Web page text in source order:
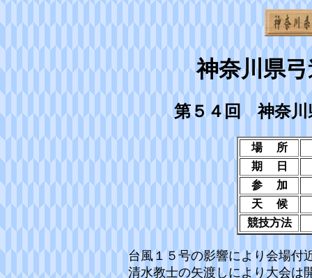
神奈川県
第５４回 神奈川
場 所
期 日
参 加
天 候
競技方法
台風１５号の影響により会場付
清水教士の矢渡しにより大会は